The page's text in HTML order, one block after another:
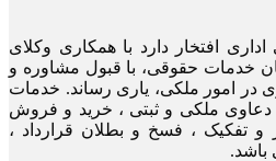
افتخار دارد با همکاری وکلای
خدمات حقوقی، با قبول مشاوره و
در امور ملکی، یاری رساند. خدمات
دعاوی ملکی و ثبتی ، خرید و فروش
تفکیک ، فسخ و بطلان قرارداد ،